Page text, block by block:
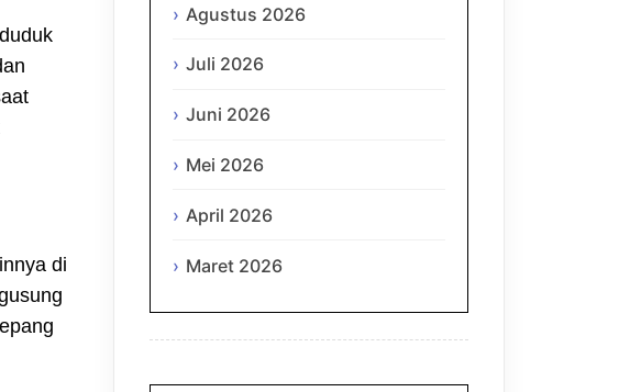
di
Agustus 2026
Juli 2026
Juni 2026
Mei 2026
April 2026
Maret 2026